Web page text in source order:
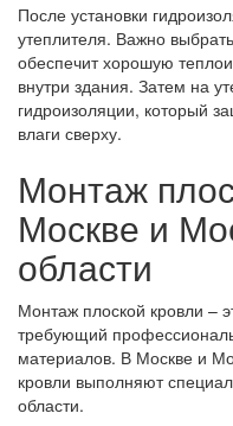
После установки
утеплителя. Важно
обеспечит хорошую
внутри здания. Затем на
гидроизоляции, который
влаги сверху.
Монтаж
Москве и
области
Монтаж плоской кровли –
требующий
материалов. В Москве и
кровли выполняют
области.